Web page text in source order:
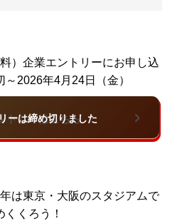
）企業エントリーにお申し込
2026年4月24日（金）
トリーはこちら
は東京・大阪のスタジアムで
くくろう！